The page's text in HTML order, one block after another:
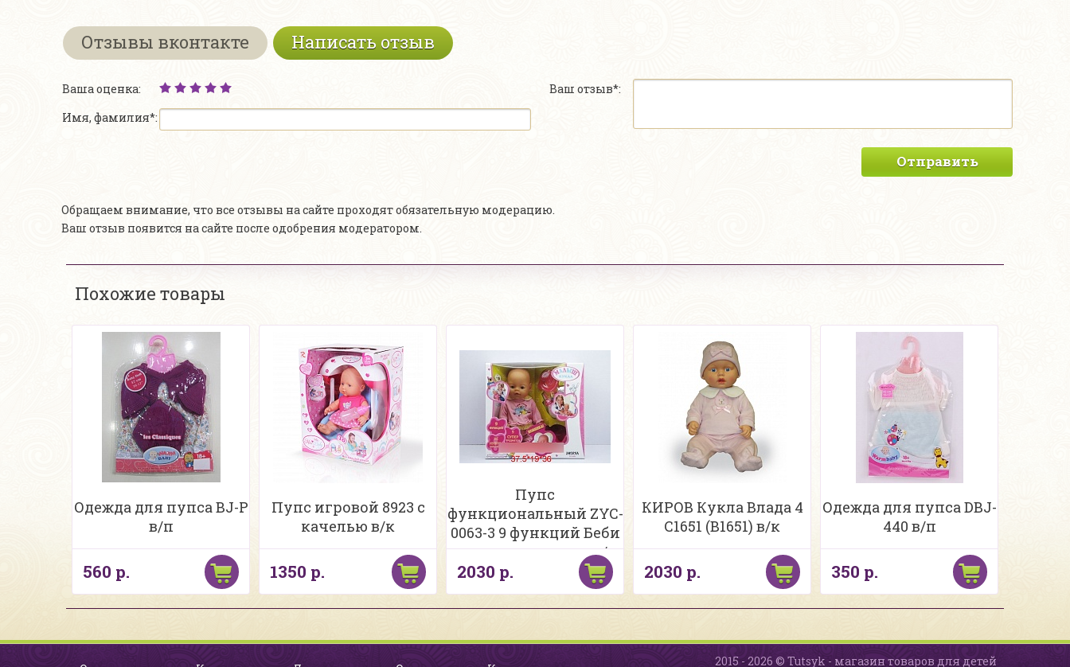
Отзывы вконтакте Написать отзыв
Ваша оценка:
Имя, фамилия*:
Ваш отзыв*:
Отправить
Обращаем внимание, что все отзывы на сайте проходят обязательную модерацию.
Ваш отзыв появится на сайте после одобрения модератором.
Похожие товары
Одежда для пупса BJ-P
в/п
560 р.
Пупс игровой 8923 с
качелью в/к
1350 р.
Пупс
функциональный ZYC-
0063-3 9 функций Беби
закрывает глазки в/к
2030 р.
КИРОВ Кукла Влада 4
С1651 (В1651) в/к
2030 р.
Одежда для пупса DBJ-
440 в/п
350 р.
2015 - 2026 © Tutsyk - магазин товаров для детей